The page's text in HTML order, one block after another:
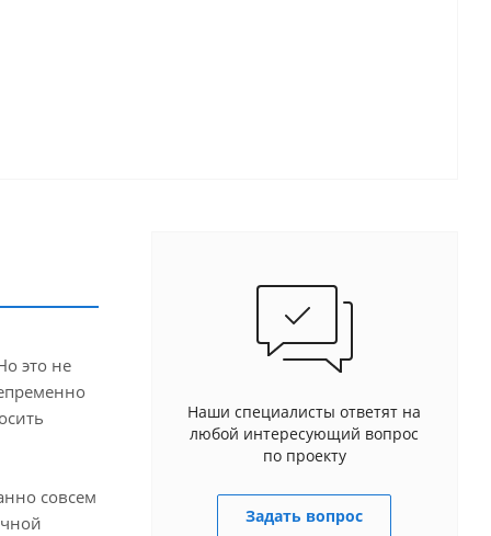
это не
совсем
Наши специалисты ответят на
любой интересующий вопрос
по проекту
Задать вопрос